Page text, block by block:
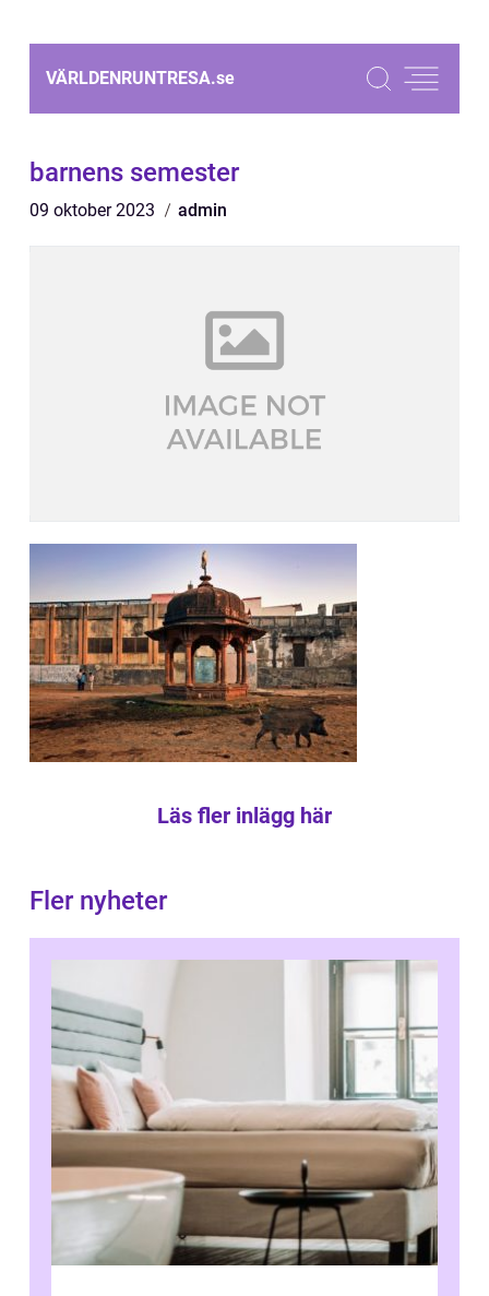
VÄRLDENRUNTRESA.se
barnens semester
09 oktober 2023 admin
Läs fler inlägg här
Fler nyheter